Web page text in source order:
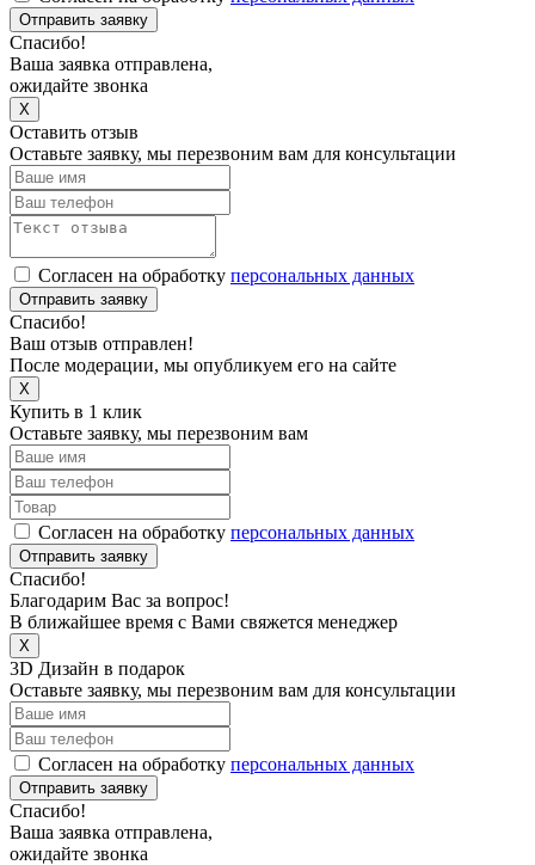
Отправить заявку
Спасибо!
Ваша заявка отправлена,
ожидайте звонка
X
Оставить отзыв
Оставьте заявку, мы перезвоним вам для консультации
Согласен на обработку персональных данных
Отправить заявку
Спасибо!
Ваш отзыв отправлен!
После модерации, мы опубликуем его на сайте
X
Купить в 1 клик
Оставьте заявку, мы перезвоним вам
Согласен на обработку персональных данных
Отправить заявку
Спасибо!
Благодарим Вас за вопрос!
В ближайшее время с Вами свяжется менеджер
X
3D Дизайн в подарок
Оставьте заявку, мы перезвоним вам для консультации
Согласен на обработку персональных данных
Отправить заявку
Спасибо!
Ваша заявка отправлена,
ожидайте звонка